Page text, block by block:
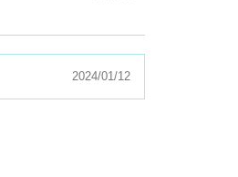
2024/01/12